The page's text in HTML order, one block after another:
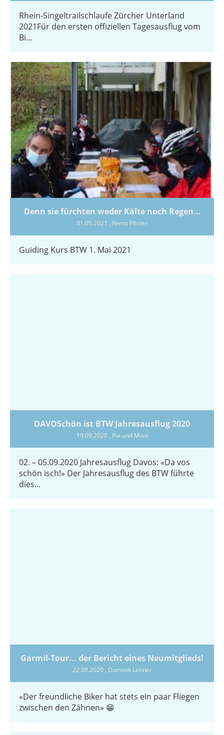
Rhein-Singeltrailschlaufe Zürcher Unterland
2021Für den ersten offiziellen Tagesausflug vom
Bi...
Denn sie fürchten weder Kälte noch Regen…
01.05.2021 , Remo Pfister
Guiding Kurs BTW 1. Mai 2021
DAVOSchön ist BTW Jahresausflug 2020
19.09.2020, Pia und Moni
02. – 05.09.2020 Jahresausflug Davos: «Da vos
schön isch!» Der Jahresausflug des BTW führte
dies...
Garmil-Tour... der Bericht eines Neumitglieds!
22.08.2020, Dominik Lehner
«Der freundliche Biker hat stets ein paar Fliegen
zwischen den Zähnen» 😁